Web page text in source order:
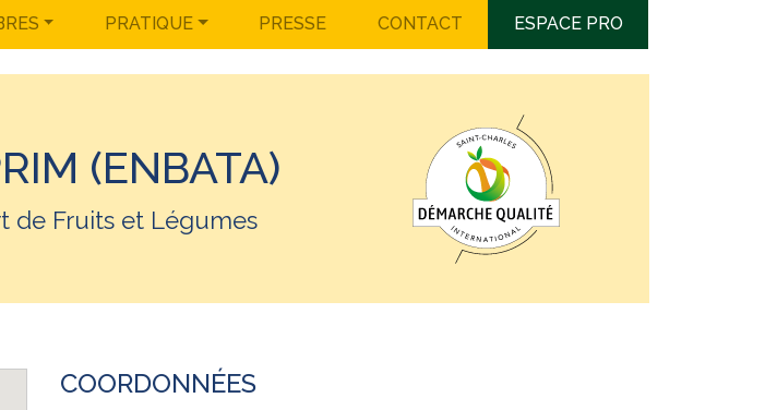
PRATIQUE PRESSE CONTACT ESPACE PRO
(ENBATA)
de Fruits et Légumes
COORDONNÉES